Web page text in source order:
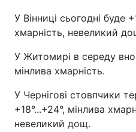
У Вінниці сьогодні буде
хмарність, невеликий
У Житомирі в середу
мінлива хмарність.
У Чернігові стовпчики
+18°...+24°, мінлива
невеликий дощ.